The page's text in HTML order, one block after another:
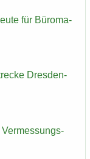
für Bü­ro­ma­
Dresden-​
Ver­mes­sungs­